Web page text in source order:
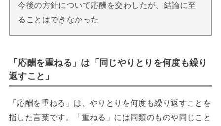
今後の方針について応酬を交わしたが、結論に至
ることはできなかった
「応酬を重ねる」は「同じやりとりを何度も繰り
返すこと」
「応酬を重ねる」は、やりとりを何度も繰り返すことを
指した言葉です。「重ねる」には同類のものや同じこと